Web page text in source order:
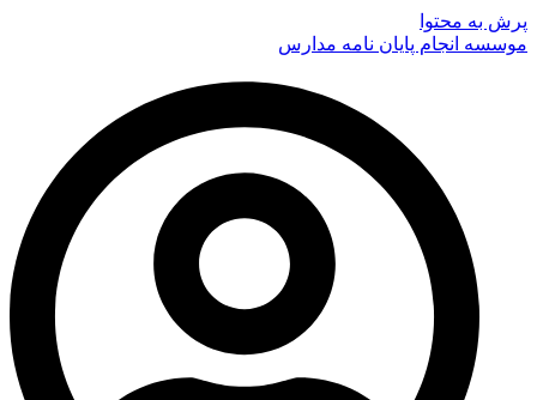
پرش به محتوا
موسسه انجام پایان نامه مدارس